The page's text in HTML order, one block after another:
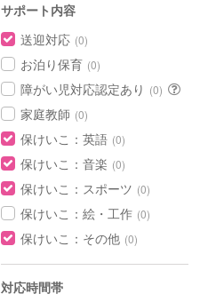
サポート内容
送迎対応 (0)
お泊り保育 (0)
障がい児対応認定あり (0)
家庭教師 (0)
保けいこ：英語 (0)
保けいこ：音楽 (0)
保けいこ：スポーツ (0)
保けいこ：絵・工作 (0)
保けいこ：その他 (0)
対応時間帯